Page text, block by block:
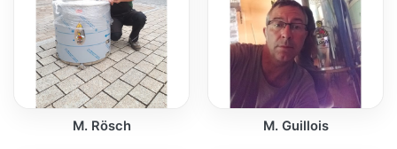
M. Rösch M. Guillois